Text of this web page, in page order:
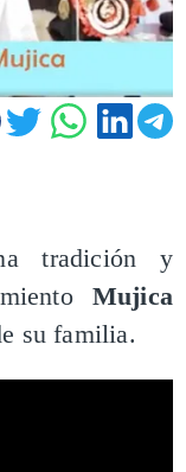
tradición y
Mujica
su familia.